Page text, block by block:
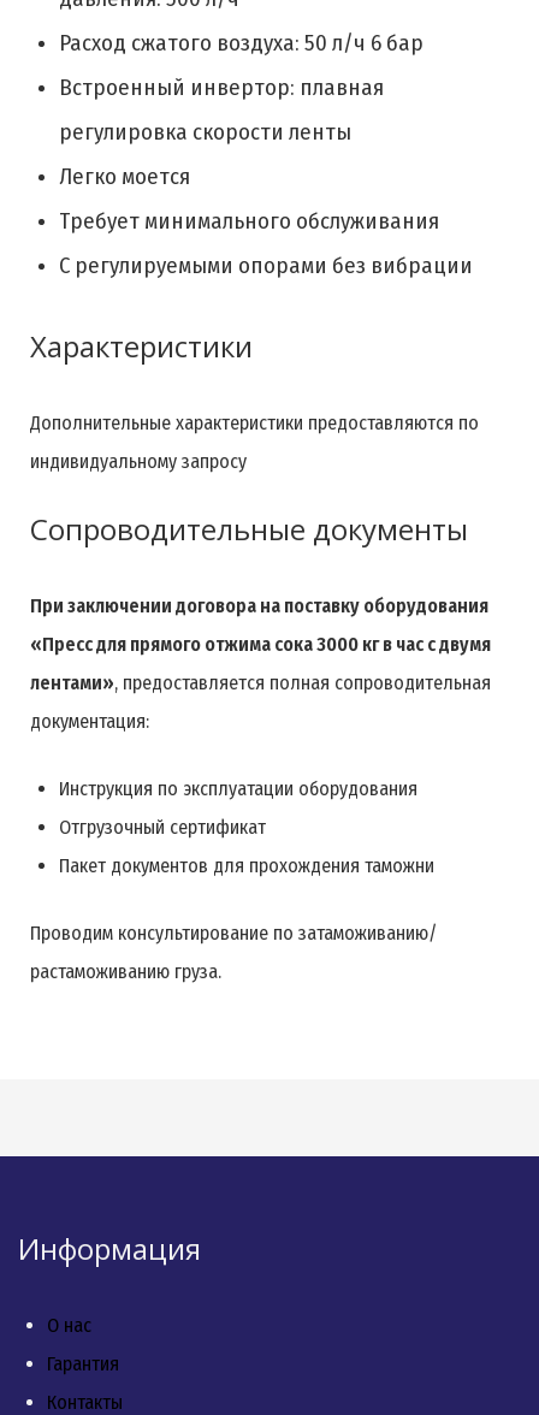
Расход сжатого воздуха: 50 л/ч 6 бар
Встроенный инвертор: плавная
регулировка скорости ленты
Легко моется
Требует минимального обслуживания
С регулируемыми опорами без вибрации
Характеристики
Дополнительные характеристики предоставляются по
индивидуальному запросу
Сопроводительные документы
При заключении договора на поставку оборудования
«Пресс для прямого отжима сока 3000 кг в час с двумя
лентами», предоставляется полная сопроводительная
документация:
Инструкция по эксплуатации оборудования
Отгрузочный сертификат
Пакет документов для прохождения таможни
Проводим консультирование по затаможиванию/
растаможиванию груза.
Информация
О нас
Гарантия
Контакты